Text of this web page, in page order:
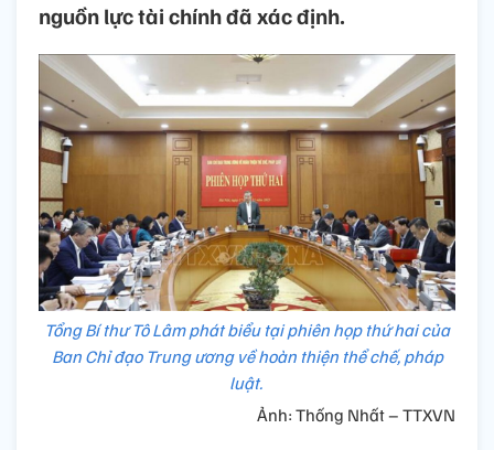
nguồn lực tài chính đã xác định.
Tổng Bí thư Tô Lâm phát biểu tại phiên họp thứ hai của
Ban Chỉ đạo Trung ương về hoàn thiện thể chế, pháp
luật.
Ảnh: Thống Nhất – TTXVN